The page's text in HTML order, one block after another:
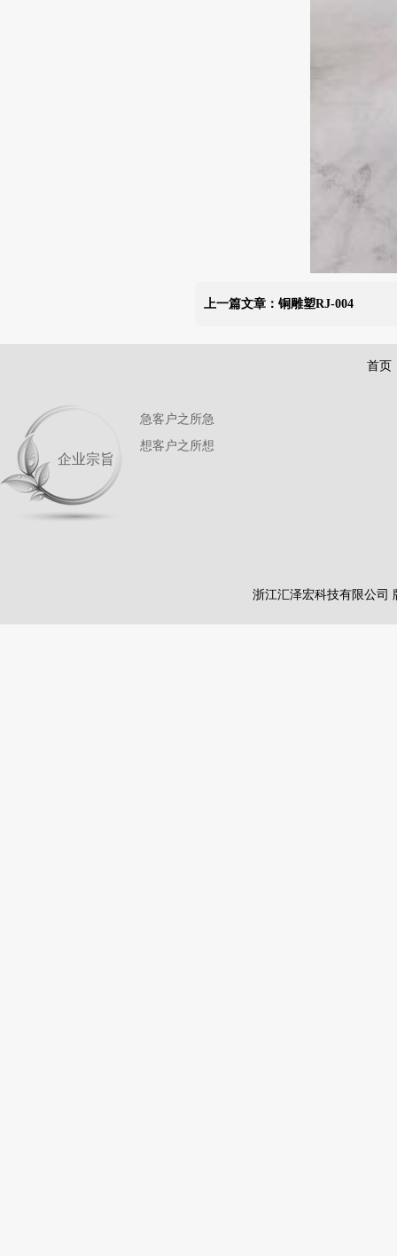
上一篇文章：铜雕塑RJ-004
首页
企业宗旨
急客户之所急
想客户之所想
浙江汇泽宏科技有限公司